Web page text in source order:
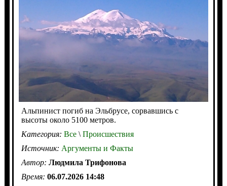
Альпинист погиб на Эльбрусе, сорвавшись с
высоты около 5100 метров.
Категория: Все\Происшествия
Источник: Аргументы и Факты
Автор: Людмила Трифонова
Время: 06.07.2026 14:48